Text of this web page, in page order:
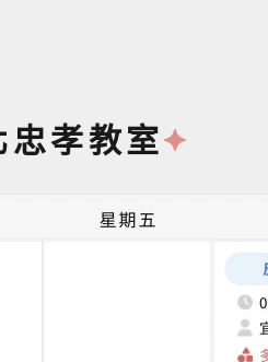
忠孝教室